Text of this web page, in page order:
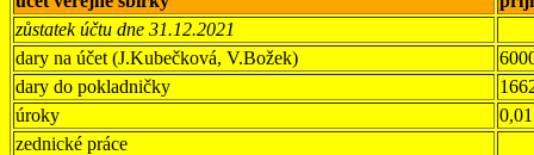
zůstatek účtu dne 31.12.2021
dary na účet (J.Kubečková, V.Božek)
dary do pokladničky
úroky
0,01
zednické práce